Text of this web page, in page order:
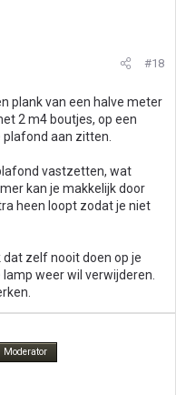
#18
plank van een halve meter
2 m4 boutjes, op een
aan zitten.
vastzetten, wat
kan je makkelijk door
heen loopt zodat je niet
zelf nooit doen op je
weer wil verwijderen.
Moderator